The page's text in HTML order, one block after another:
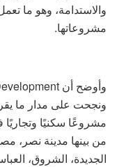
والاستدامة، وهو ما
مشروعاتها.
مشروعًا سكنيًا
من بينها مدينة نصر،
الجديدة، الشروق،